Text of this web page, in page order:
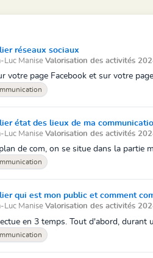
réseaux sociaux
Luc Manise Valorisation des activités
votre page Facebook et sur votre
état des lieux de ma
Luc Manise Valorisation des activités
de com, on se situe dans la partie
qui est mon public et comment
Luc Manise Valorisation des activités
en 3 temps. Tout d'abord, durant